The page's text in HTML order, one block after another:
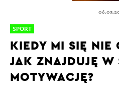
KIEDY MI SIĘ
JAK ZNAJDUJĘ W
MOTYWACJĘ?
SPORT